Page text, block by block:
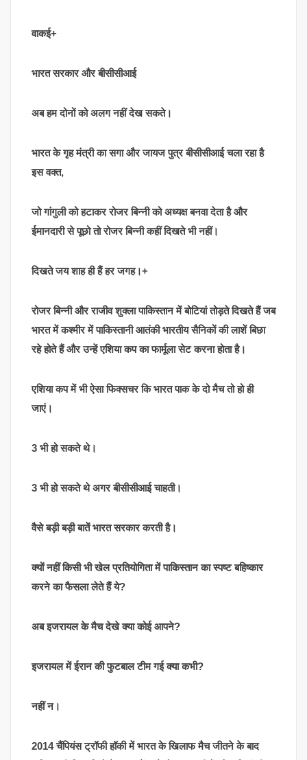
वाकई+
भारत सरकार और बीसीसीआई
अब हम दोनों को अलग नहीं देख सकते।
भारत के गृह मंत्री का सगा और जायज पुत्र बीसीसीआई चला रहा है
इस वक्त,
जो गांगुली को हटाकर रोजर बिन्नी को अध्यक्ष बनवा देता है और
ईमानदारी से पूछो तो रोजर बिन्नी कहीं दिखते भी नहीं।
दिखते जय शाह ही हैं हर जगह।+
रोजर बिन्नी और राजीव शुक्ला पाकिस्तान में बोटियां तोड़ते दिखते हैं जब
भारत में कश्मीर में पाकिस्तानी आतंकी भारतीय सैनिकों की लाशें बिछा
रहे होते हैं और उन्हें एशिया कप का फार्मूला सेट करना होता है।
एशिया कप में भी ऐसा फिक्सचर कि भारत पाक के दो मैच तो हो ही
जाएं।
3 भी हो सकते थे।
3 भी हो सकते थे अगर बीसीसीआई चाहती।
वैसे बड़ी बड़ी बातें भारत सरकार करती है।
क्यों नहीं किसी भी खेल प्रतियोगिता में पाकिस्तान का स्पष्ट बहिष्कार
करने का फैसला लेते हैं ये?
अब इजरायल के मैच देखे क्या कोई आपने?
इजरायल में ईरान की फुटबाल टीम गई क्या कभी?
नहीं न।
2014 चैंपियंस ट्रॉफी हॉकी में भारत के खिलाफ मैच जीतने के बाद